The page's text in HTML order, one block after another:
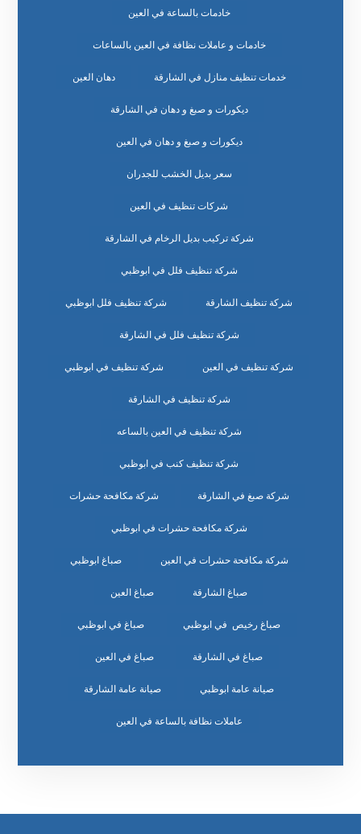
خادمات بالساعة في العين
خادمات و عاملات نظافة في العين بالساعات
خدمات تنظيف منازل في الشارقة دهان العين
ديكورات و صبغ و دهان في الشارقة
ديكورات و صبغ و دهان في العين
سعر بديل الخشب للجدران
شركات تنظيف في العين
شركة تركيب بديل الرخام في الشارقة
شركة تنظيف فلل في ابوظبي
شركة تنظيف الشارقة شركة تنظيف فلل ابوظبي
شركة تنظيف فلل في الشارقة
شركة تنظيف في العين شركة تنظيف في ابوظبي
شركة تنظيف في الشارقة
شركة تنظيف في العين بالساعه
شركة تنظيف كنب في ابوظبي
شركة صبغ في الشارقة شركة مكافحة حشرات
شركة مكافحة حشرات في ابوظبي
شركة مكافحة حشرات في العين صباغ ابوظبي
صباغ الشارقة صباغ العين
صباغ رخيص في ابوظبي صباغ في ابوظبي
صباغ في الشارقة صباغ في العين
صيانة عامة ابوظبي صيانة عامة الشارقة
عاملات نظافة بالساعة في العين